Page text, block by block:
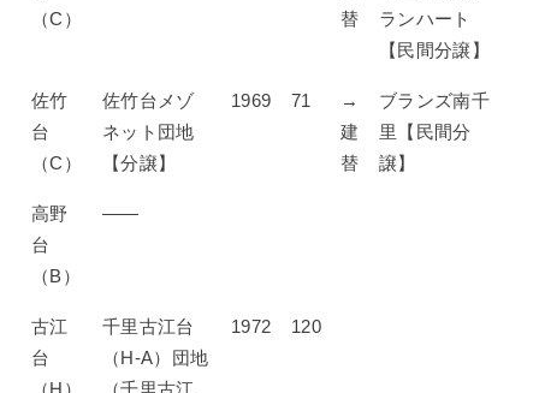
（C）
替
ランハート
【民間分譲】
佐竹
台
（C）
佐竹台メゾ
ネット団地
【分譲】
1969 71
→
建
替
ブランズ南千
里【民間分
譲】
高野
台
（B）
——
古江
台
（H）
千里古江台
（H-A）団地
（千里古江
1972 120